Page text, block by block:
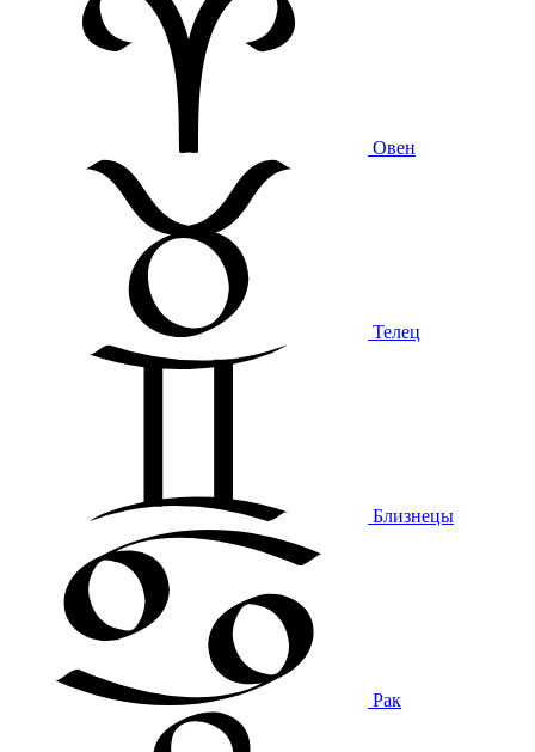
Овен
Телец
Близнецы
Рак